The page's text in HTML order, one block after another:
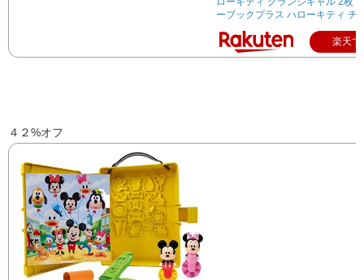
ーブックプラス ハローキティ チ
楽天で
４２%オフ